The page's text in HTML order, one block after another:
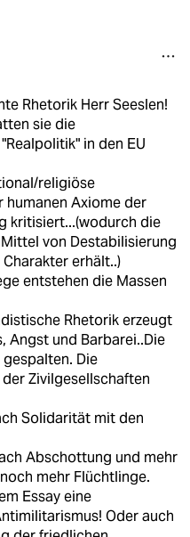
Rhetorik Herr Seeslen!
sie die
in den EU
religiöse
Axiome der
kritisiert...(wodurch die
von Destabilisierung
erhält..)
entstehen die Massen
Rhetorik erzeugt
Angst und Barbarei..Die
Die
Zivilgesellschaften
Solidarität mit den
Abschottung und mehr
mehr Flüchtlinge.
Essay eine
Oder auch